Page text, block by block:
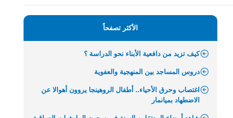
الأكثر تصفحاً
كيف تزيد من دافعية الأبناء نحو الدراسة ؟
دروس المساجد بين المنهجية والعفوية
اغتصاب وحرق الأحياء.. أطفال الروهينجا يروون أهوالا عن
الاضطهاد بميانمار